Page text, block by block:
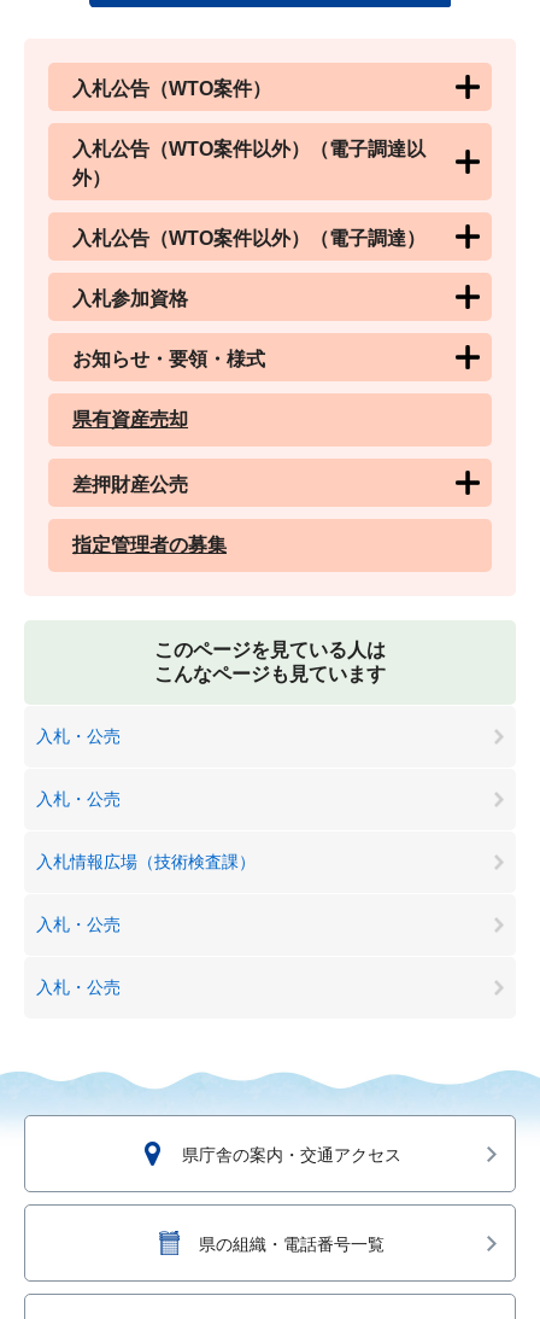
入札公告（WTO案件）
入札公告（WTO案件以外）（電子調達以
外）
入札公告（WTO案件以外）（電子調達）
入札参加資格
お知らせ・要領・様式
県有資産売却
差押財産公売
指定管理者の募集
このページを見ている人は
こんなページも見ています
入札・公売
入札・公売
入札情報広場（技術検査課）
入札・公売
入札・公売
県庁舎の案内・交通アクセス
県の組織・電話番号一覧